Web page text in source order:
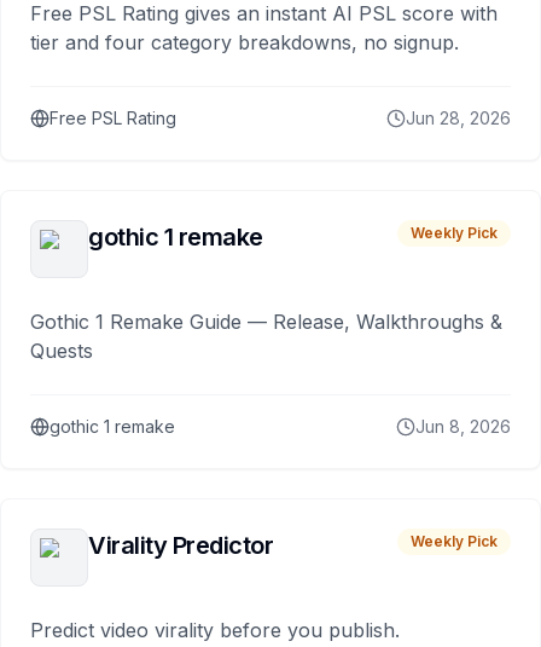
Free PSL Rating gives an instant AI PSL score with
tier and four category breakdowns, no signup.
Free PSL Rating Jun 28, 2026
gothic 1 remake Weekly Pick
Gothic 1 Remake Guide — Release, Walkthroughs &
Quests
gothic 1 remake Jun 8, 2026
Virality Predictor Weekly Pick
Predict video virality before you publish.